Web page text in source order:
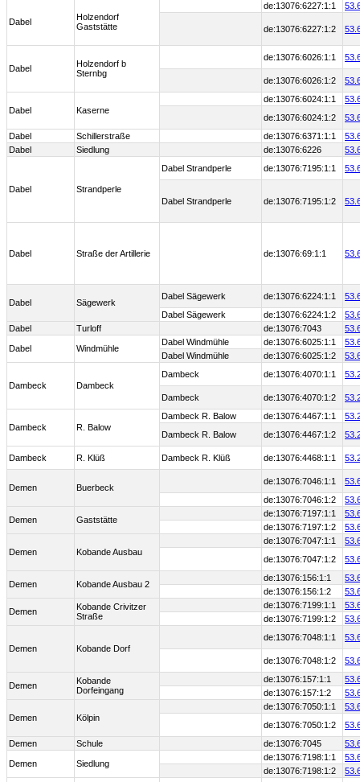
Dabel
Holzendorf
Gaststätte
de:13076:6227:1:1
de:13076:6227:1:2
Dabel
Holzendorf b
Sternbg
de:13076:6026:1:1
de:13076:6026:1:2
Dabel Kaserne
de:13076:6024:1:1
de:13076:6024:1:2
Dabel
Schillerstraße de:13076:6371:1:1
Dabel
Siedlung de:13076:6226
Dabel Strandperle
Dabel Strandperle de:13076:7195:1:1
Dabel Strandperle de:13076:7195:1:2
Dabel Straße der Artillerie de:13076:69:1:1
Dabel Sägewerk
Dabel Sägewerk de:13076:6224:1:1
Dabel Sägewerk
de:13076:6224:1:2
Dabel
Turloff de:13076:7043
Dabel Windmühle
Dabel Windmühle de:13076:6025:1:1
Dabel Windmühle
de:13076:6025:1:2
Dambeck Dambeck
Dambeck de:13076:4070:1:1
Dambeck de:13076:4070:1:2
Dambeck R. Balow
Dambeck R. Balow de:13076:4467:1:1
Dambeck R. Balow
de:13076:4467:1:2
Dambeck R. Klüß Dambeck R. Klüß de:13076:4468:1:1
Demen Buerbeck
de:13076:7046:1:1
de:13076:7046:1:2
Demen Gaststätte
de:13076:7197:1:1
de:13076:7197:1:2
Demen Kobande Ausbau
de:13076:7047:1:1
de:13076:7047:1:2
Demen Kobande Ausbau 2
de:13076:156:1:1
de:13076:156:1:2
Demen
Kobande Crivitzer
Straße
de:13076:7199:1:1
de:13076:7199:1:2
Demen Kobande Dorf
de:13076:7048:1:1
de:13076:7048:1:2
Demen
Kobande
Dorfeingang
de:13076:157:1:1
de:13076:157:1:2
Demen Kölpin
de:13076:7050:1:1
de:13076:7050:1:2
Demen
Schule de:13076:7045
Demen Siedlung
de:13076:7198:1:1
de:13076:7198:1:2